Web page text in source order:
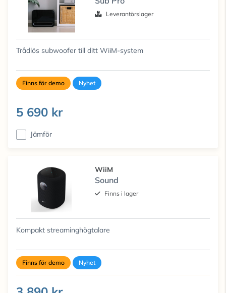
Leverantörslager
Trådlös subwoofer till ditt WiiM-system
Finns för demo Nyhet
5 690 kr
Jämför
WiiM
Sound
Finns i lager
Kompakt streaminghögtalare
Finns för demo Nyhet